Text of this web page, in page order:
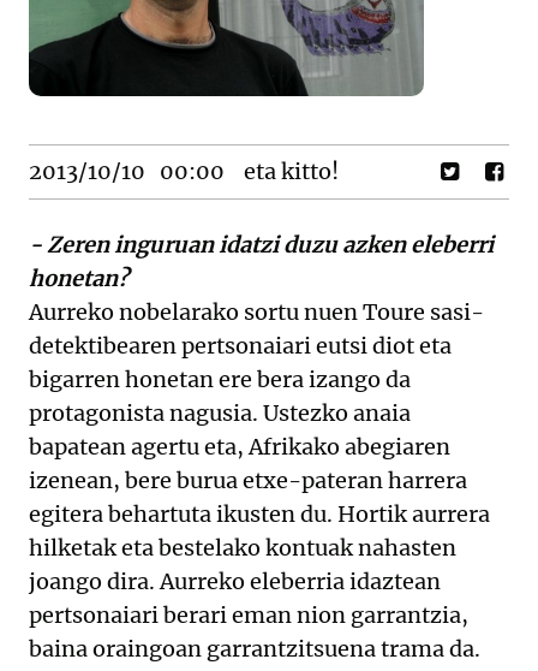
2013/10/10 00:00 eta kitto!
- Zeren inguruan idatzi duzu azken eleberri
honetan?
Aurreko nobelarako sortu nuen Toure sasi-
detektibearen pertsonaiari eutsi diot eta
bigarren honetan ere bera izango da
protagonista nagusia. Ustezko anaia
bapatean agertu eta, Afrikako abegiaren
izenean, bere burua etxe-pateran harrera
egitera behartuta ikusten du. Hortik aurrera
hilketak eta bestelako kontuak nahasten
joango dira. Aurreko eleberria idaztean
pertsonaiari berari eman nion garrantzia,
baina oraingoan garrantzitsuena trama da.